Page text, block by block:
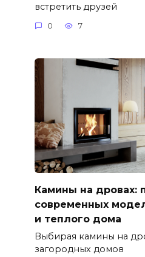
встретить друзей
0 7
Камины на дровах:
современных
и теплого дома
Выбирая камины на
загородных домов